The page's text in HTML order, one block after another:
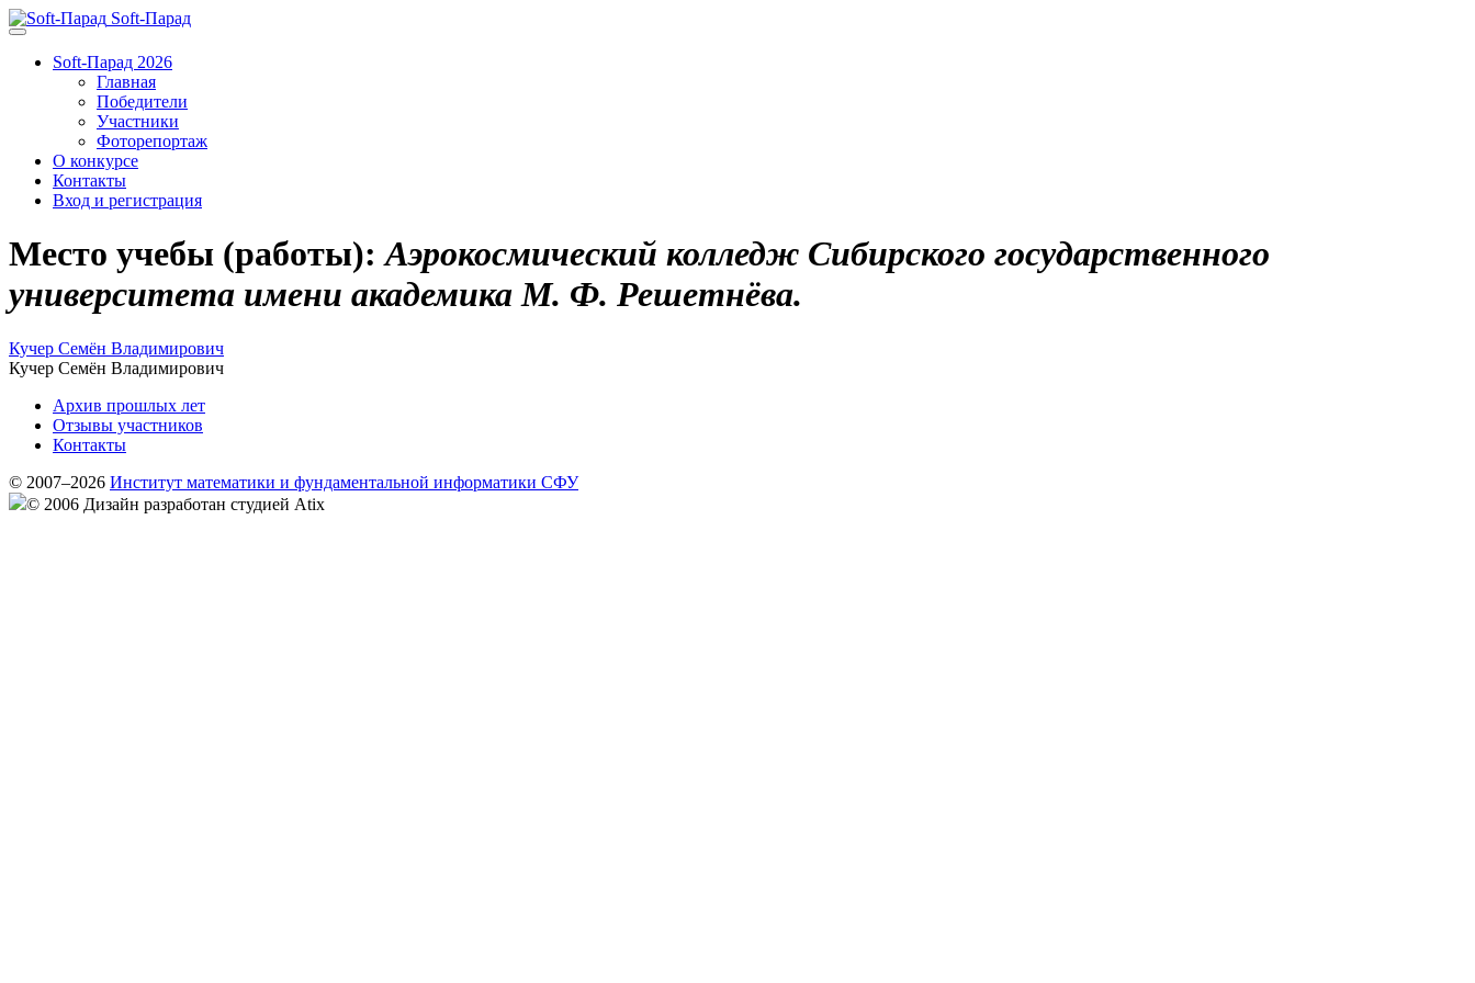
Soft-Парад
Soft-Парад 2026
Главная
Победители
Участники
Фоторепортаж
О конкурсе
Контакты
Вход и регистрация
Место учебы (работы):Аэрокосмический колледж Сибирского государственного
университета имени академика М. Ф. Решетнёва.
Кучер Семён Владимирович
Кучер Семён Владимирович
Архив прошлых лет
Отзывы участников
Контакты
© 2007–2026 Институт математики и фундаментальной информатики СФУ
© 2006 Дизайн разработан студией Atix